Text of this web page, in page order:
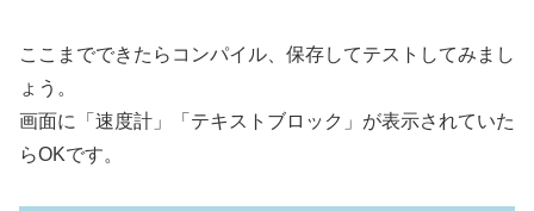
ここまでできたらコンパイル、保存してテストしてみまし
ょう。
画面に「速度計」「テキストブロック」が表示されていた
らOKです。